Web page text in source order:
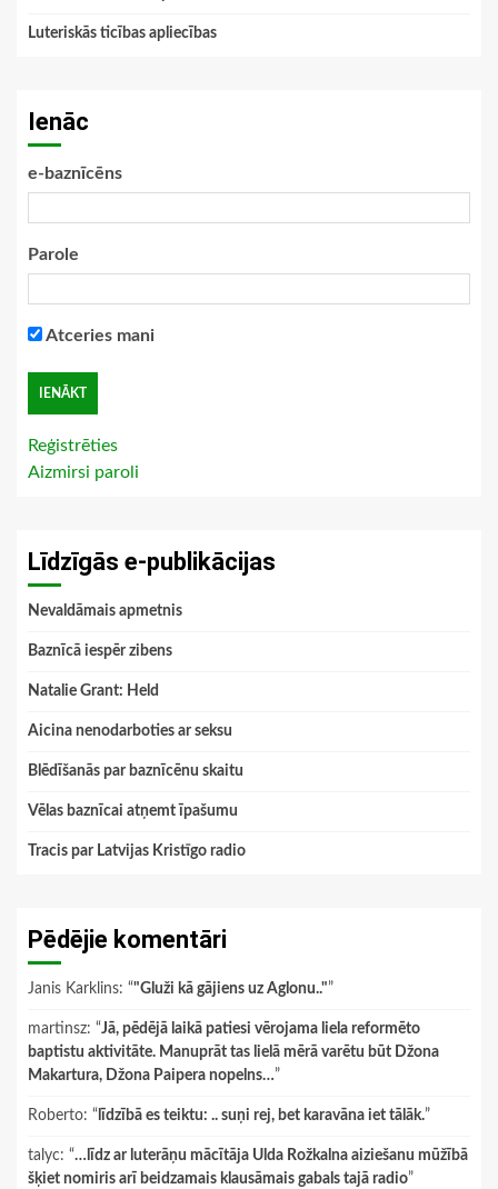
Luteriskās ticības apliecības
Ienāc
e-baznīcēns
Parole
Atceries mani
Reģistrēties
Aizmirsi paroli
Līdzīgās e-publikācijas
Nevaldāmais apmetnis
Baznīcā iespēr zibens
Natalie Grant: Held
Aicina nenodarboties ar seksu
Blēdīšanās par baznīcēnu skaitu
Vēlas baznīcai atņemt īpašumu
Tracis par Latvijas Kristīgo radio
Pēdējie komentāri
Janis Karklins: “"Gluži kā gājiens uz Aglonu.."”
martinsz: “Jā, pēdējā laikā patiesi vērojama liela reformēto
baptistu aktivitāte. Manuprāt tas lielā mērā varētu būt Džona
Makartura, Džona Paipera nopelns…”
Roberto: “ līdzībā es teiktu: .. suņi rej, bet karavāna iet tālāk.”
talyc: “…līdz ar luterāņu mācītāja Ulda Rožkalna aiziešanu mūžībā
šķiet nomiris arī beidzamais klausāmais gabals tajā radio”